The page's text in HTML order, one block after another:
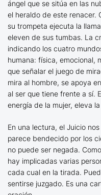
ángel que se sitúa en las
el heraldo de este renacer.
su trompeta ejecuta la
eleven de sus tumbas. La
indicando los cuatro
humana: física, emocional,
que señalar el juego de
mira al hombre, se apoya
al ser que tiene frente a sí.
energía de la mujer, eleva
En una lectura, el Juicio
parece bendecido por los
no puede ser negada.
hay implicadas varias
cada cual en la tirada.
sentirse juzgado. Es una